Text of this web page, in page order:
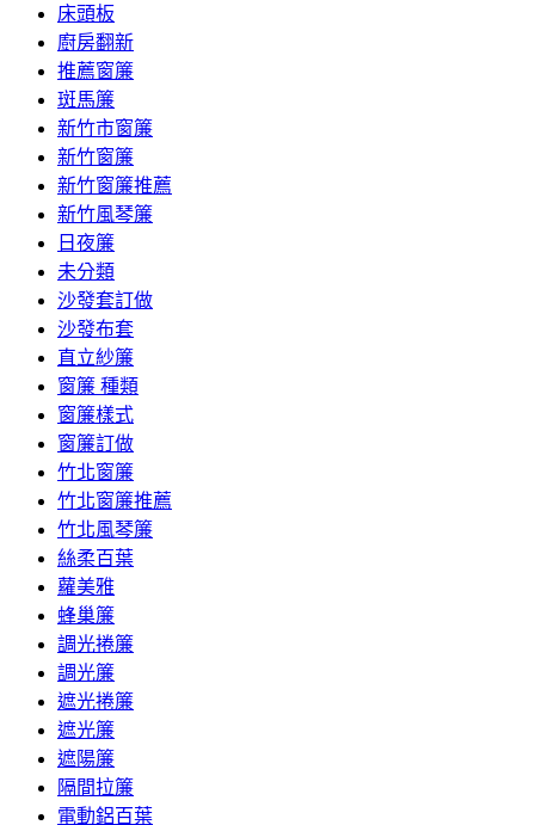
床頭板
廚房翻新
推薦窗簾
斑馬簾
新竹市窗簾
新竹窗簾
新竹窗簾推薦
新竹風琴簾
日夜簾
未分類
沙發套訂做
沙發布套
直立紗簾
窗簾 種類
窗簾樣式
窗簾訂做
竹北窗簾
竹北窗簾推薦
竹北風琴簾
絲柔百葉
蘿美雅
蜂巢簾
調光捲簾
調光簾
遮光捲簾
遮光簾
遮陽簾
隔間拉簾
電動鋁百葉